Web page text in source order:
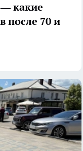
какие
после 70 и